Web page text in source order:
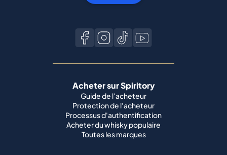
Acheter sur Spiritory
Guide de l'acheteur
Protection de l'acheteur
Processus d'authentification
Acheter du whisky populaire
Toutes les marques